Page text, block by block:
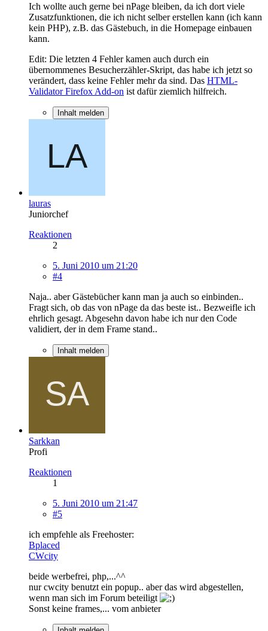
Ich wollte auch gerne bei nPage bleiben, da ich dort viele
Zusatzfunktionen, die ich nicht selber erstellen kann (ich kann
kein PHP), z.B. das Gästebuch, in die Homepage einbauen
kann.
Edit: Die letzten 4 Fehler kamen auch durch ein
übernommenes Besucherzähler-Skript, das habe ich jetzt so
verändert, dass keine Fehler mehr da sind. Das HTML-
Validator Firefox Add-on ist dafür ziemlich hilfreich.
Inhalt melden
lauras
Juniorchef
Reaktionen
2
5. Juni 2010 um 21:20
#4
Naja.. aber Gästebücher kann man ja auch so einbinden..
Fragt sich, ob das von nPage da das beste ist.. Bezweifle ich
ehrlich gesagt. Abgesehn davon habe ich nur den Code
validiert, der in dem Frame stand..
Inhalt melden
Sarkkan
Profi
Reaktionen
1
5. Juni 2010 um 21:47
#5
ich empfehle als Freehoster:
Bplaced
CWcity
beide werbefrei, php,...^^
nur cwcity benutzt ein popup.. aber das wird abgestellen,
wenn man sich im Forum beteiligt
Sonst keine frames,... vom anbieter